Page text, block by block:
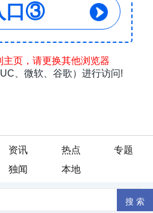
资讯 热点
专题
独闻 本地